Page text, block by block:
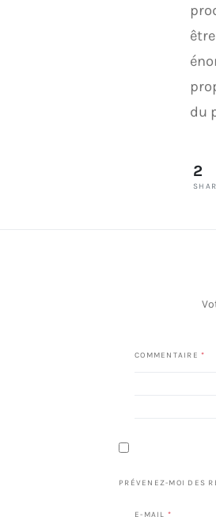
du
2
COMMENTAIRE *
PRÉVENEZ-MOI DES
E-MAIL *